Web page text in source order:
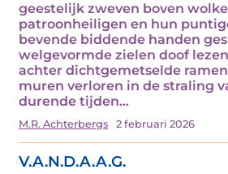
geestelijk zweven boven
patroonheiligen en hun
bevende biddende handen
welgevormde zielen doof
achter dichtgemetselde
muren verloren in de straling
durende tijden…
M.R. Achterbergs 2 februari 2026
V.A.N.D.A.A.G.